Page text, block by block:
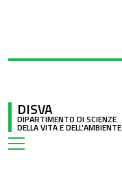
DISVA
DIPARTIMENTO DI SCIENZE
DELLA VITA E DELL'AMBIENTE